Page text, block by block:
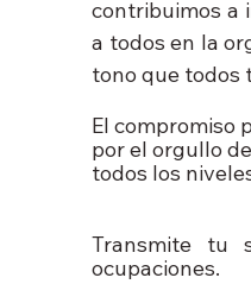
contribuimos a
a todos en la
tono que todos
El compromiso
por el orgullo
todos los
Transmite tu
ocupaciones.